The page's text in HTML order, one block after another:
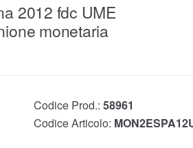
2012 fdc UME
monetaria
Codice Prod.: 58961
Codice Articolo: